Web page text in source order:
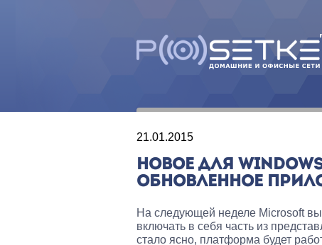
21.01.2015
НОВОЕ ДЛЯ WINDOWS
ОБНОВЛЕННОЕ
На следующей неделе Microsoft
включать в себя часть из
стало ясно, платформа будет